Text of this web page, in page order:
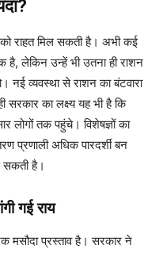
को राहत मिल सकती है। अभी कई
है, लेकिन उन्हें भी उतना ही राशन
नई व्यवस्था से राशन का बंटवारा
का लक्ष्य यह भी है कि
लोगों तक पहुंचे। विशेषज्ञों का
प्रणाली अधिक पारदर्शी बन
सकती है।
गई राय
मसौदा प्रस्ताव है। सरकार ने